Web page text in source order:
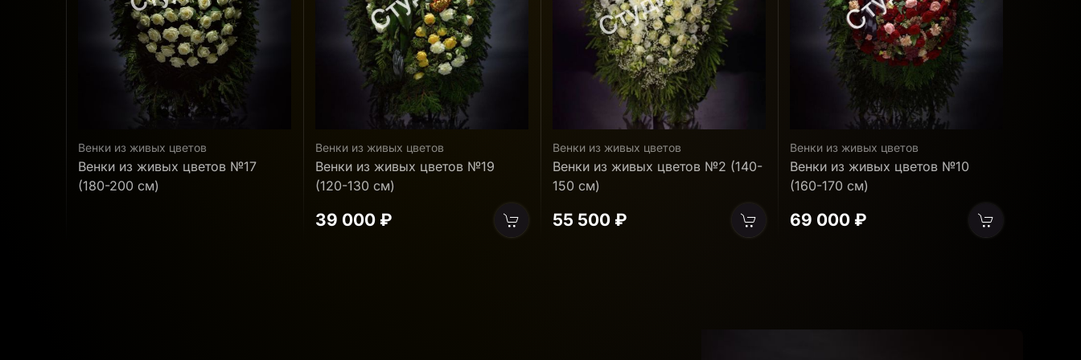
Венки из живых цветов
Венки из живых цветов №19
(120-130 см)
Венки из живых цветов
Венки из живых цветов №2 (140-
150 см)
55 500 ₽
Венки из живых цветов
Венки из живых цветов №10
(160-170 см)
69 000 ₽
Венки из живых цветов
Венки из живых цветов №3 (120-
130 см)
39 000 ₽